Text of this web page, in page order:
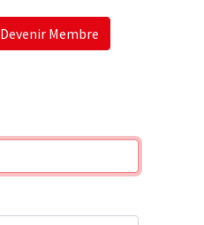
Devenir Membre